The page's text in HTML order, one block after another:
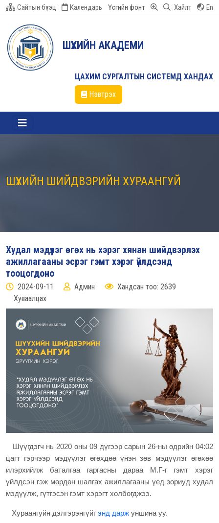
Сайтын бүтэц Календарь Үсгийн фонт Хайлт En
ШҮҮХИЙН АКАДЕМИ
ЦАХИМ СУРГАЛТЫН СИСТЕМД ХАНДАХ
Нэвтрэх
ШҮҮХИЙН ШИЙДВЭРИЙН ХУРААНГУЙ
Худал мэдүүлэг өгөх нь хэрэг хянан шийдвэрлэх
ажиллагааны эсрэг гэмт хэрэг үйлдсэнд
тооцогдоно
2024-09-11 Админ
Хандсан тоо: 2639
Хуваалцах
Шүүгдэгч нь 2020 оны 09 дүгээр сарын 26-ны өдрийн 04:02
цагт гэрчээр мэдүүлэг өгөхдөө үнэн зөв мэдүүлэг өгөхөө
илэрхийлж баталгаа гаргасны дараа М.Г-г гэмт хэрэг
үйлдсэн гэж мөрдөн шалгах ажиллагааны үед зориуд худал
мэдүүлж, гүтгэсэн гэмт хэрэгт холбогджээ.
Хураангуйн дэлгэрэнгүйг энд дарж уншина уу.